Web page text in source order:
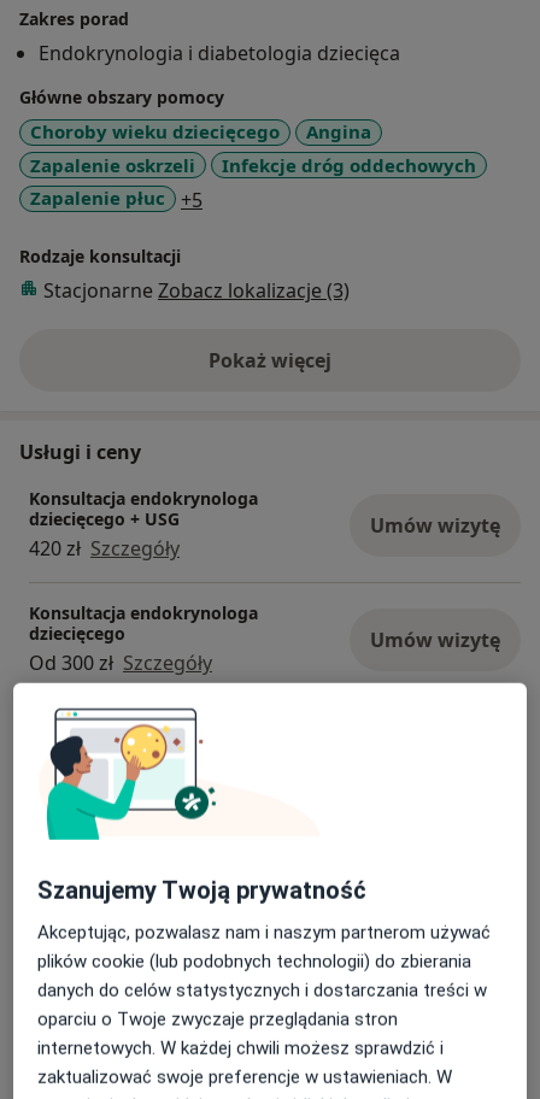
Zakres porad
Endokrynologia i diabetologia dziecięca
Główne obszary pomocy
Choroby wieku dziecięcego
Angina
Zapalenie oskrzeli
Infekcje dróg oddechowych
Zapalenie płuc
+5
Rodzaje konsultacji
Stacjonarne Zobacz lokalizacje (3)
Pokaż więcejo doświadczeniu
Usługi i ceny
Konsultacja endokrynologa
dziecięcego + USG
420 zł Szczegóły
Umów wizytę
Konsultacja endokrynologa
dziecięcego
Od 300 zł Szczegóły
Umów wizytę
Konsultacja endokrynologiczna
dzieci (kolejna wizyta)
300 zł - 350 zł
Konsultacja pediatryczna
Poradnictwo dla rodziców
150 zł Szczegóły
+ 10 usług
Szanujemy Twoją prywatność
Akceptując, pozwalasz nam i naszym partnerom używać
plików cookie (lub podobnych technologii) do zbierania
danych do celów statystycznych i dostarczania treści w
oparciu o Twoje zwyczaje przeglądania stron
internetowych. W każdej chwili możesz sprawdzić i
zaktualizować swoje preferencje w ustawieniach. W